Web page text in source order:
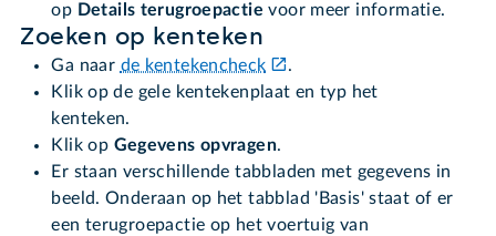
op Details terugroepactie voor meer informatie.
Zoeken op kenteken
Ga naar de kentekencheck
.
Klik op de gele kentekenplaat en typ het
kenteken.
Klik op Gegevens opvragen.
Er staan verschillende tabbladen met gegevens in
beeld. Onderaan op het tabblad 'Basis' staat of er
een terugroepactie op het voertuig van